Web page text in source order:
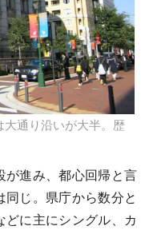
大通り沿いが大半。歴
が進み、都心回帰と言
じ。県庁から数分と
どに主にシングル、カ